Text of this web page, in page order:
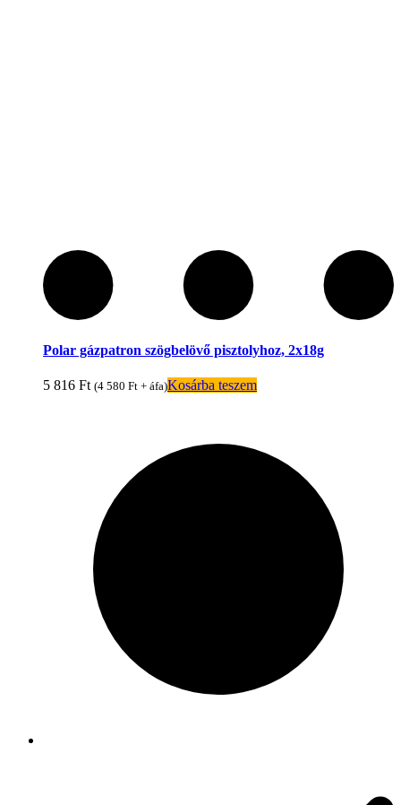
Polar gázpatron szögbelövő pisztolyhoz, 2x18g
5 816 Ft (4 580 Ft + áfa)Kosárba teszem